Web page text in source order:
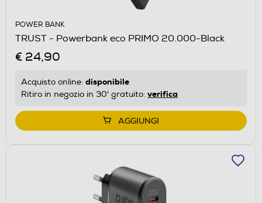
POWER BANK
TRUST - Powerbank eco PRIMO 20.000-Black
€ 24,90
Acquisto online: disponibile
Ritiro in negozio in 30' gratuito: verifica
AGGIUNGI